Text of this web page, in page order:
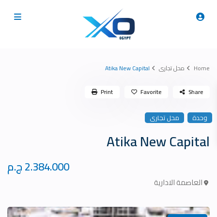
Home محل تجارى Atika New Capital
وحدة محل تجارى
Atika New Capital
العاصمة الادارية
Share
Favorite
Print